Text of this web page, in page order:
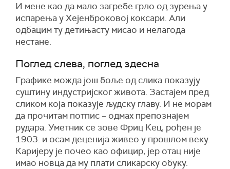
И мене као да мало загребе грло од зурења у
испарења у Хејенброковој коксари. Али
одбацим ту детињасту мисао и нелагода
нестане.
Поглед слева, поглед здесна
Графике можда још боље од слика показују
суштину индустријског живота. Застајем пред
сликом која показује људску главу. И не морам
да прочитам потпис – одмах препознајем
рудара. Уметник се зове Фриц Кец, рођен је
1903. и осам деценија живео у прошлом веку.
Каријеру је почео као официр, јер отац није
имао новца да му плати сликарску обуку.